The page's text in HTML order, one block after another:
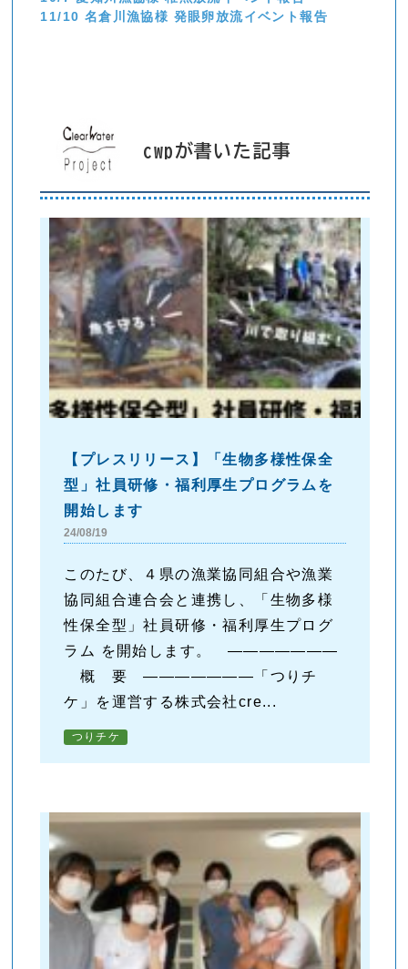
11/10 名倉川漁協様 発眼卵放流イベント報告
cwpが書いた記事
【プレスリリース】「生物多様性保全
型」社員研修・福利厚生プログラムを
開始します
24/08/19
このたび、４県の漁業協同組合や漁業
協同組合連合会と連携し、「生物多様
性保全型」社員研修・福利厚生プログ
ラム を開始します。 ―――――――
概 要 ―――――――「つりチ
ケ」を運営する株式会社cre...
つりチケ